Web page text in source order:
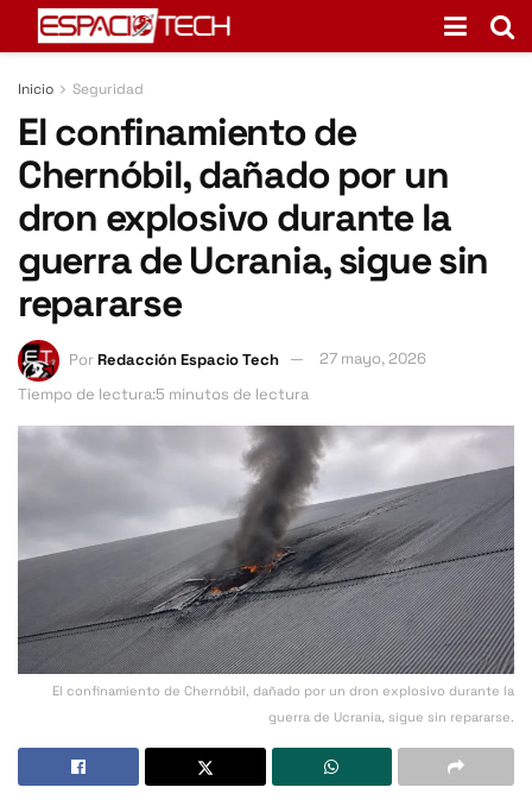
Inicio Seguridad
El confinamiento de
Chernóbil, dañado por un
dron explosivo durante la
guerra de Ucrania, sigue sin
repararse
PorRedacción Espacio Tech
27 mayo, 2026
Tiempo de lectura:5 minutos de lectura
El confinamiento de Chernóbil, dañado por un dron explosivo durante la
guerra de Ucrania, sigue sin repararse.